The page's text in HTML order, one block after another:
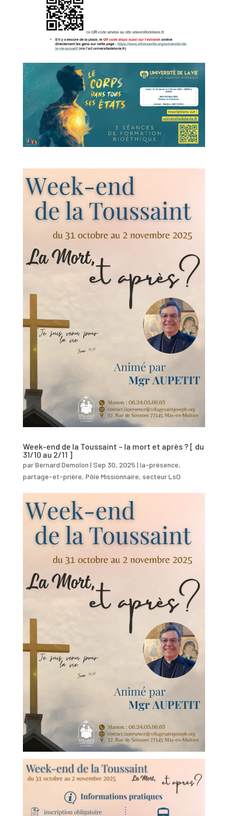
Week-end de la Toussaint – la mort et après ? [ du
31/10 au 2/11 ]
parBernard Demolon | Sep 30, 2025 | la-présence,
partage-et-prière, Pôle Missionnaire, secteur LsO